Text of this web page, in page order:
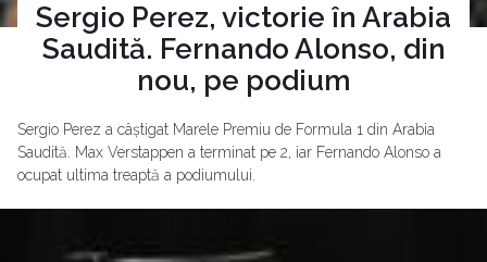
Sergio Perez, victorie în Arabia
Saudită. Fernando Alonso, din
nou, pe podium
Sergio Perez a câștigat Marele Premiu de Formula 1 din Arabia
Saudită. Max Verstappen a terminat pe 2, iar Fernando Alonso a
ocupat ultima treaptă a podiumului.